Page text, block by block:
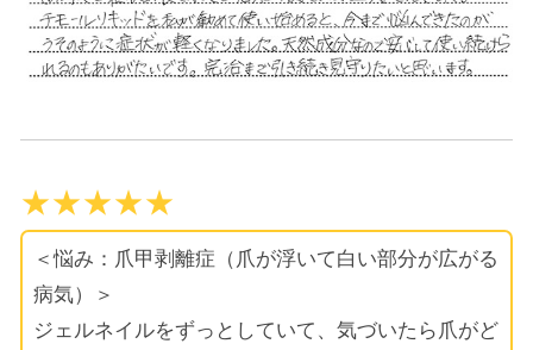
★★★★★
＜悩み：爪甲剥離症（爪が浮いて白い部分が広がる
病気）＞
ジェルネイルをずっとしていて、気づいたら爪がど